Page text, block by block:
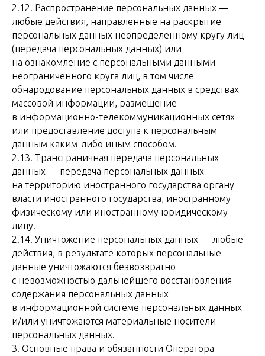
2.12. Распространение персональных данных —
любые действия, направленные на раскрытие
персональных данных неопределенному кругу лиц
(передача персональных данных) или
на ознакомление с персональными данными
неограниченного круга лиц, в том числе
обнародование персональных данных в средствах
массовой информации, размещение
в информационно-телекоммуникационных сетях
или предоставление доступа к персональным
данным каким-либо иным способом.
2.13. Трансграничная передача персональных
данных — передача персональных данных
на территорию иностранного государства органу
власти иностранного государства, иностранному
физическому или иностранному юридическому
лицу.
2.14. Уничтожение персональных данных — любые
действия, в результате которых персональные
данные уничтожаются безвозвратно
с невозможностью дальнейшего восстановления
содержания персональных данных
в информационной системе персональных данных
и/или уничтожаются материальные носители
персональных данных.
3. Основные права и обязанности Оператора